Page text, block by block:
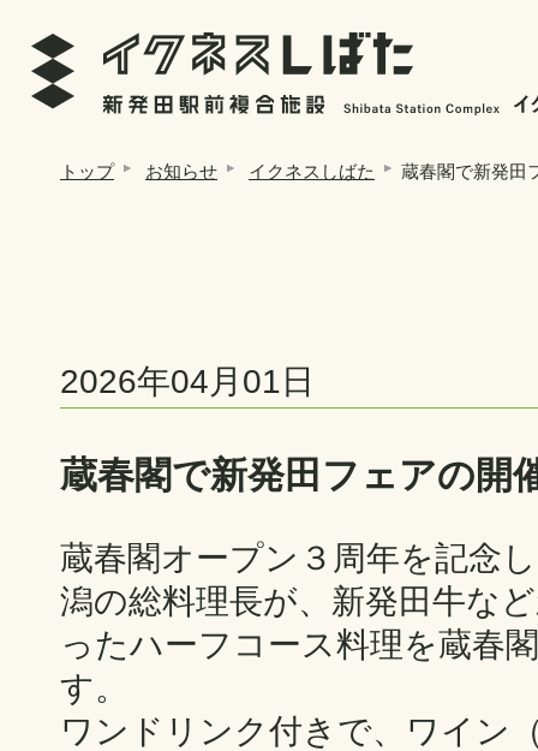
トップ お知らせ イクネスしばた 蔵春閣で新発田
2026年04月01日
蔵春閣で新発田フェアの開
蔵春閣オープン３周年を記念
潟の総料理長が、新発田牛な
ったハーフコース料理を蔵春
す。
ワンドリンク付きで、ワイン